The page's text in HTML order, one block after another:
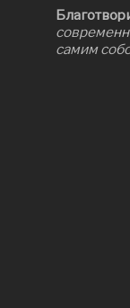
самим